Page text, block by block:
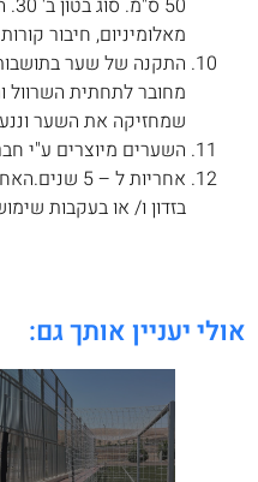
מאלומיניום, חיבור
התקנה של שער
מחובר לתחתית
שמחזיקה את השער
השערים מיוצרים ע"י
אחריות ל –
בזדון ו/ או בעקבות
אולי יעניין אותך גם: